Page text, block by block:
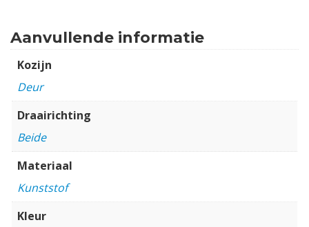
Aanvullende informatie
Kozijn
Deur
Draairichting
Beide
Materiaal
Kunststof
Kleur